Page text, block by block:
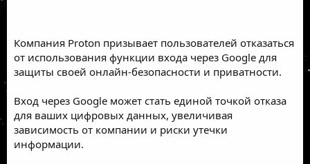
Компания Proton призывает пользователей отказаться
от использования функции входа через Google для
защиты своей онлайн-безопасности и приватности.
Вход через Google может стать единой точкой отказа
для ваших цифровых данных, увеличивая
зависимость от компании и риски утечки
информации.